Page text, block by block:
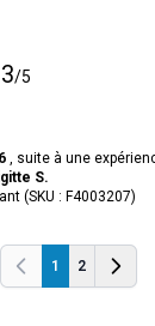
3/5
, suite à une
S.
(SKU : F4003207)
Previous
1 2